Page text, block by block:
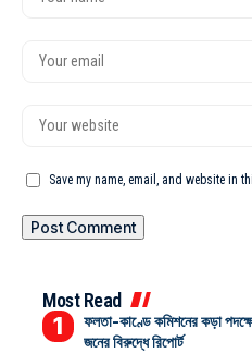
Save my name, email, and website in
Most Read
ফলতা-কাণ্ডে কমিশনের কড়া
জনের বিরুদ্ধে রিপোর্ট